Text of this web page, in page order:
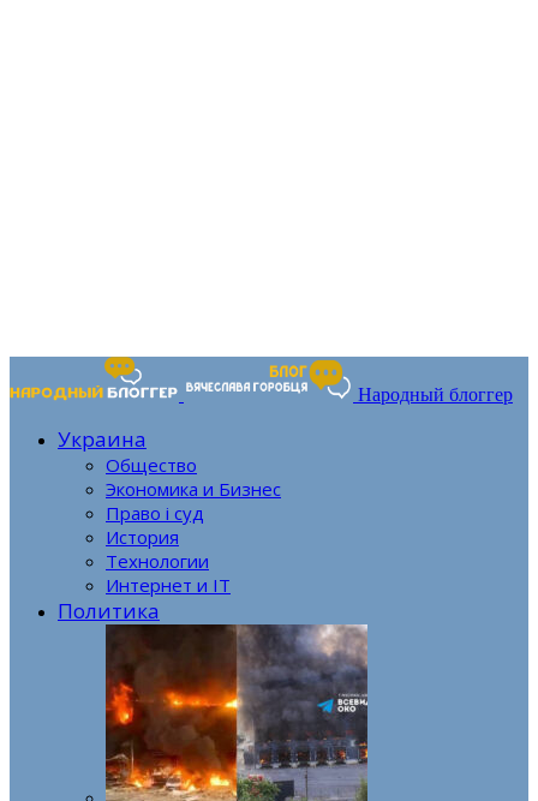
Народный блоггер
Украина
Общество
Экономика и Бизнес
Право і суд
История
Технологии
Интернет и IT
Политика